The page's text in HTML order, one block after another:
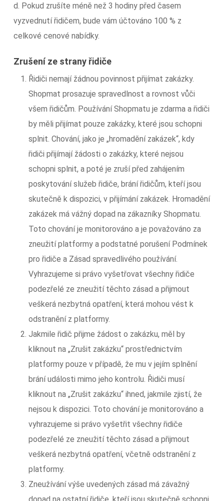
d. Pokud zrušíte méně než 3 hodiny před časem
vyzvednutí řidičem, bude vám účtováno 100 % z
celkové cenové nabídky.
Zrušení ze strany řidiče
Řidiči nemají žádnou povinnost přijímat zakázky.
Shopmat prosazuje spravedlnost a rovnost vůči
všem řidičům. Používání Shopmatu je zdarma a řidiči
by měli přijímat pouze zakázky, které jsou schopni
splnit. Chování, jako je „hromadění zakázek“, kdy
řidiči přijímají žádosti o zakázky, které nejsou
schopni splnit, a poté je zruší před zahájením
poskytování služeb řidiče, brání řidičům, kteří jsou
skutečně k dispozici, v přijímání zakázek. Hromadění
zakázek má vážný dopad na zákazníky Shopmatu.
Toto chování je monitorováno a je považováno za
zneužití platformy a podstatné porušení Podmínek
pro řidiče a Zásad spravedlivého používání.
Vyhrazujeme si právo vyšetřovat všechny řidiče
podezřelé ze zneužití těchto zásad a přijmout
veškerá nezbytná opatření, která mohou vést k
odstranění z platformy.
Jakmile řidič přijme žádost o zakázku, měl by
kliknout na „Zrušit zakázku“ prostřednictvím
platformy pouze v případě, že mu v jejím splnění
brání události mimo jeho kontrolu. Řidiči musí
kliknout na „Zrušit zakázku“ ihned, jakmile zjistí, že
nejsou k dispozici. Toto chování je monitorováno a
vyhrazujeme si právo vyšetřit všechny řidiče
podezřelé ze zneužití těchto zásad a přijmout
veškerá nezbytná opatření, včetně odstranění z
platformy.
Zneužívání výše uvedených zásad má závažný